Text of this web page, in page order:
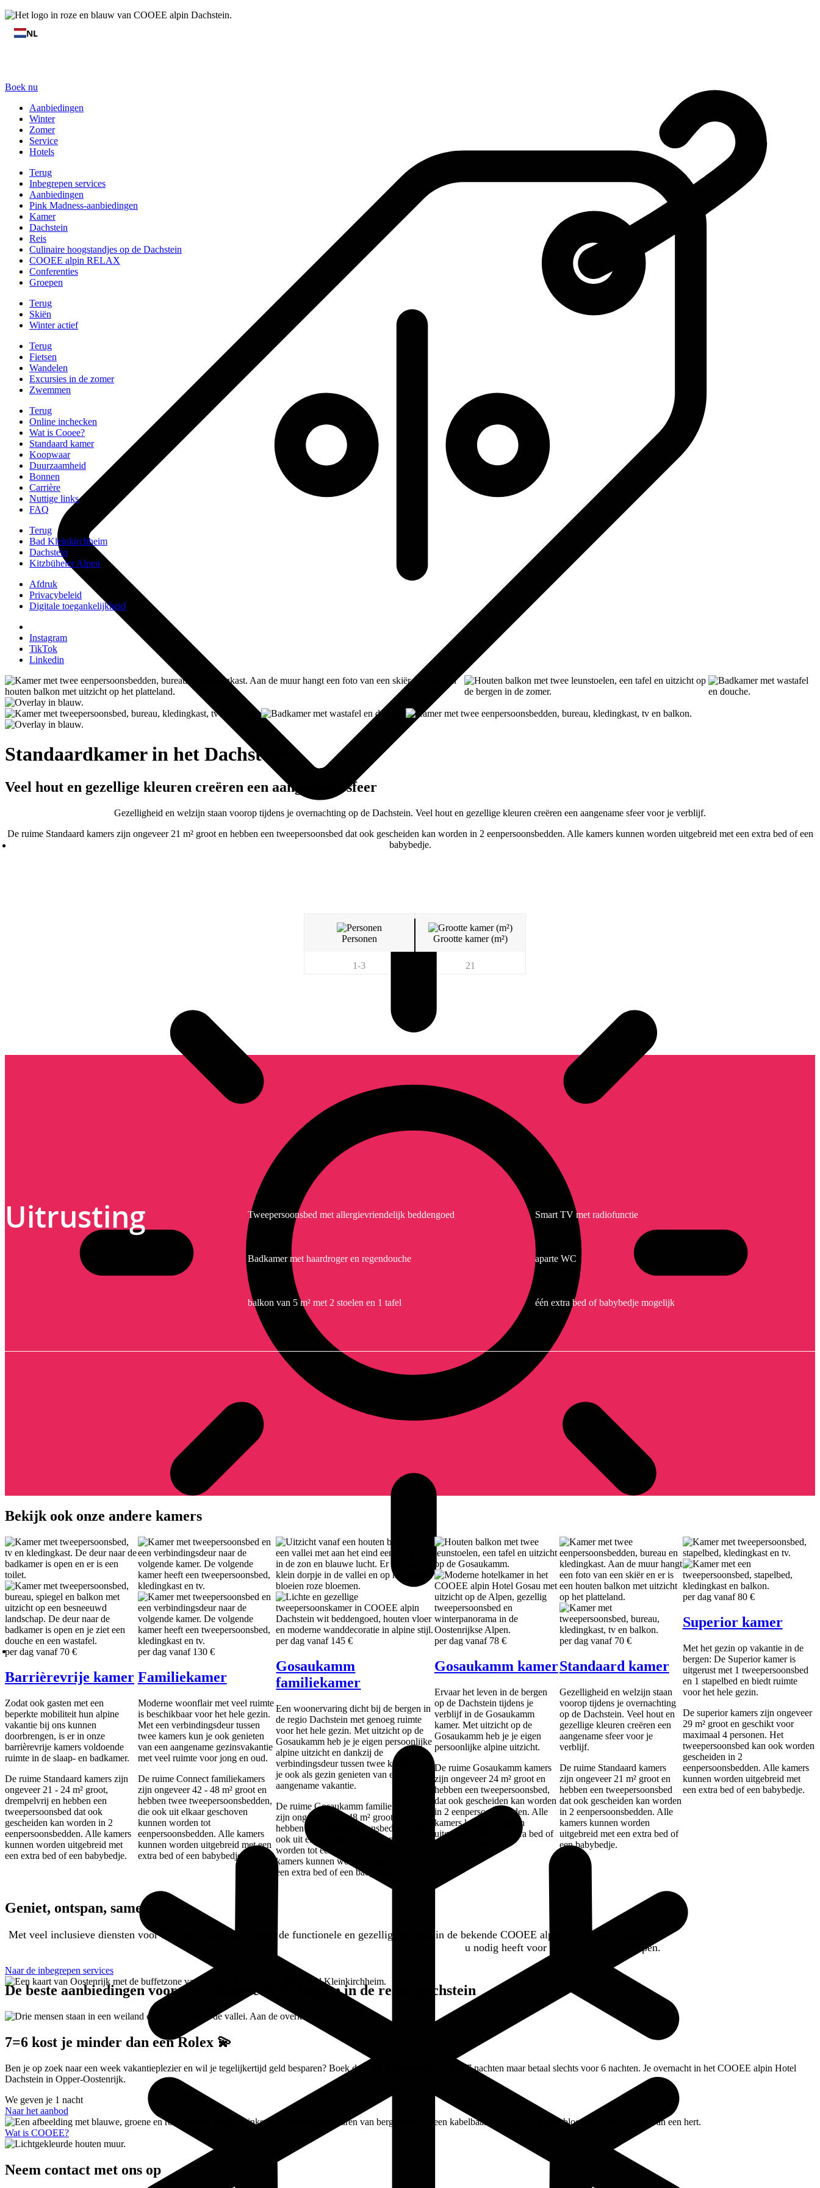
NL
Boek nu
Aanbiedingen
Winter
Zomer
Service
Hotels
Terug
Inbegrepen services
Aanbiedingen
Pink Madness-aanbiedingen
Kamer
Dachstein
Reis
Culinaire hoogstandjes op de Dachstein
COOEE alpin RELAX
Conferenties
Groepen
Terug
Skiën
Winter actief
Terug
Fietsen
Wandelen
Excursies in de zomer
Zwemmen
Terug
Online inchecken
Wat is Cooee?
Standaard kamer
Koopwaar
Duurzaamheid
Bonnen
Carrière
Nuttige links
FAQ
Terug
Bad Kleinkirchheim
Dachstein
Kitzbüheler Alpen
Afdruk
Privacybeleid
Digitale toegankelijkheid
Instagram
TikTok
Linkedin
Standaardkamer in het Dachstein
Veel hout en gezellige kleuren creëren een aangename sfeer
Gezelligheid en welzijn staan voorop tijdens je overnachting op de Dachstein. Veel hout en gezellige kleuren creëren een aangename sfeer voor je verblijf.
De ruime Standaard kamers zijn ongeveer 21 m² groot en hebben een tweepersoonsbed dat ook gescheiden kan worden in 2 eenpersoonsbedden. Alle kamers kunnen worden uitgebreid met een extra bed of een
babybedje.
Personen
1-3
Grootte kamer (m²)
21
Uitrusting Tweepersoonsbed met allergievriendelijk beddengoed Smart TV met radiofunctie
Badkamer met haardroger en regendouche aparte WC
balkon van 5 m² met 2 stoelen en 1 tafel één extra bed of babybedje mogelijk
Bekijk ook onze andere kamers
per dag vanaf 70 €
Barrièrevrije kamer
Zodat ook gasten met een
beperkte mobiliteit hun alpine
vakantie bij ons kunnen
doorbrengen, is er in onze
barrièrevrije kamers voldoende
ruimte in de slaap- en badkamer.
De ruime Standaard kamers zijn
ongeveer 21 - 24 m² groot,
drempelvrij en hebben een
tweepersoonsbed dat ook
gescheiden kan worden in 2
eenpersoonsbedden. Alle kamers
kunnen worden uitgebreid met
een extra bed of een babybedje.
per dag vanaf 130 €
Familiekamer
Moderne woonflair met veel ruimte
is beschikbaar voor het hele gezin.
Met een verbindingsdeur tussen
twee kamers kun je ook genieten
van een aangename gezinsvakantie
met veel ruimte voor jong en oud.
De ruime Connect familiekamers
zijn ongeveer 42 - 48 m² groot en
hebben twee tweepersoonsbedden,
die ook uit elkaar geschoven
kunnen worden tot
eenpersoonsbedden. Alle kamers
kunnen worden uitgebreid met een
extra bed of een babybedje.
per dag vanaf 145 €
Gosaukamm
familiekamer
Een woonervaring dicht bij de bergen in
de regio Dachstein met genoeg ruimte
voor het hele gezin. Met uitzicht op de
Gosaukamm heb je je eigen persoonlijke
alpine uitzicht en dankzij de
verbindingsdeur tussen twee kamers kun
je ook als gezin genieten van een
aangename vakantie.
De ruime Gosaukamm familiekamers
zijn ongeveer 42 - 48 m² groot en
hebben twee tweepersoonsbedden, die
ook uit elkaar geschoven kunnen
worden tot eenpersoonsbedden. Alle
kamers kunnen worden uitgebreid met
een extra bed of een babybedje.
per dag vanaf 78 €
Gosaukamm kamer
Ervaar het leven in de bergen
op de Dachstein tijdens je
verblijf in de Gosaukamm
kamer. Met uitzicht op de
Gosaukamm heb je je eigen
persoonlijke alpine uitzicht.
De ruime Gosaukamm kamers
zijn ongeveer 24 m² groot en
hebben een tweepersoonsbed,
dat ook gescheiden kan worden
in 2 eenpersoonsbedden. Alle
kamers kunnen worden
uitgebreid met een extra bed of
per dag vanaf 70 €
Standaard kamer
Gezelligheid en welzijn staan
voorop tijdens je overnachting
op de Dachstein. Veel hout en
gezellige kleuren creëren een
aangename sfeer voor je
verblijf.
De ruime Standaard kamers
zijn ongeveer 21 m² groot en
hebben een tweepersoonsbed
dat ook gescheiden kan worden
in 2 eenpersoonsbedden. Alle
kamers kunnen worden
uitgebreid met een extra bed of
een babybedje.
per dag vanaf 80 €
Superior kamer
Met het gezin op vakantie in de
bergen: De Superior kamer is
uitgerust met 1 tweepersoonsbed
en 1 stapelbed en biedt ruimte
voor het hele gezin.
De superior kamers zijn ongeveer
29 m² groot en geschikt voor
maximaal 4 personen. Het
tweepersoonsbed kan ook worden
gescheiden in 2
eenpersoonsbedden. Alle kamers
kunnen worden uitgebreid met
een extra bed of een babybedje.
Geniet, ontspan, samen!
Met veel inclusieve diensten voor uw alpine vakantie: Naast de functionele en gezellige kamers in de bekende COOEE alpin stijl, vindt u alles wat
u nodig heeft voor uw vakantie in de Alpen.
Naar de inbegrepen services
De beste aanbiedingen voor een vakantie in de bergen in de regio Dachstein
7=6 kost je minder dan een Rolex 💫
Ben je op zoek naar een week vakantieplezier en wil je tegelijkertijd geld besparen? Boek dan ons arrangement, verblijf 7 nachten maar betaal slechts voor 6 nachten. Je overnacht in het COOEE alpin Hotel
Dachstein in Opper-Oostenrijk.
We geven je 1 nacht
Naar het aanbod
Wat is COOEE?
Neem contact met ons op